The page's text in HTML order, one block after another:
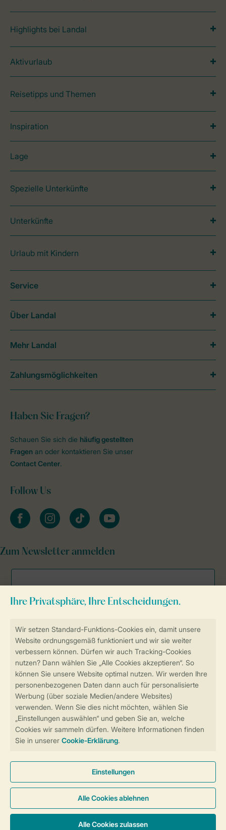
Sicherstellung Deiner Privatsphäre
Weitere Informationen und Einstellungen
Sicher und schnell zur Online-Buchung
Sichere Datenübertragung
Sicheres Bezahlen
Highlights bei Landal
Aktivurlaub
Reisetipps und Themen
Inspiration
Lage
Spezielle Unterkünfte
Unterkünfte
Urlaub mit Kindern
Haben Sie Fragen?
Schauen Sie sich die häufig gestellten
Fragen an oder kontaktieren Sie unser
Contact Center.
Follow Us
facebookinstagramtiktok youtube
Zum Newsletter anmelden
Service
Über Landal
Mehr Landal
Zahlungsmöglichkeiten
Allgemeine Bedingungen Impressum
Cookies und Banner
Barrierefreiheit